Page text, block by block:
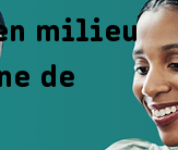
milieu
de